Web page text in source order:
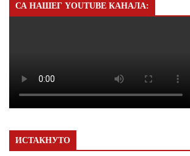
СА НАШЕГ YOUTUBE КАНАЛА:
ИСТАКНУТО